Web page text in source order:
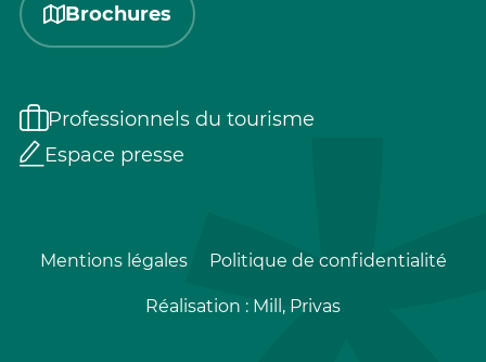
Brochures
Professionnels du tourisme
Espace presse
Mentions légales Politique de confidentialité
Réalisation : Mill, Privas